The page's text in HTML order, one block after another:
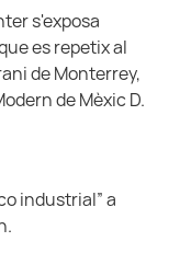
s'exposa
es repetix al
de Monterrey,
de Mèxic D.
industrial” a